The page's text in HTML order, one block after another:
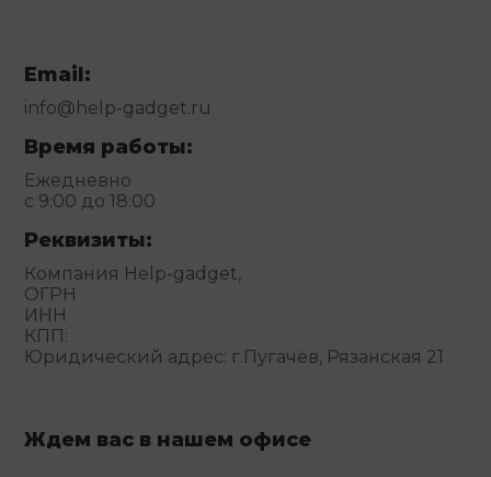
Email:
info@help-gadget.ru
Время работы:
Ежедневно
с 9:00 до 18:00
Реквизиты:
Компания Help-gadget,
ОГРН
ИНН
КПП:
Юридический адрес: г.Пугачёв, Рязанская 21
Ждем вас в нашем офисе